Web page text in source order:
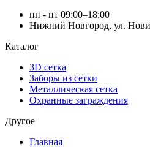
пн - пт 09:00–18:00
Нижний Новгород, ул.
Каталог
3D сетка
Заборы из сетки
Металлическая сетка
Охранные заграждения
Другое
Главная